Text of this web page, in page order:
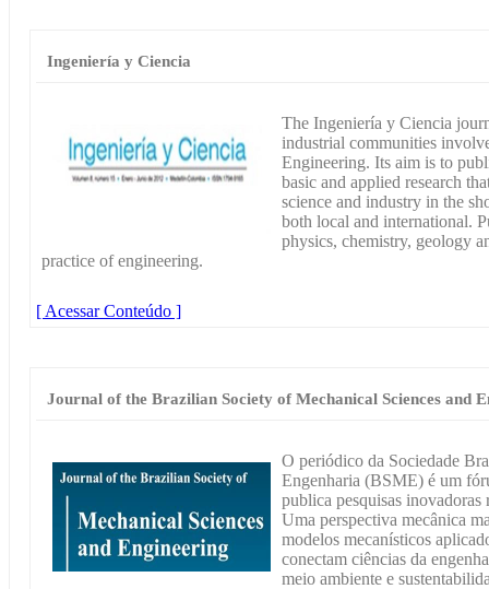
Ingeniería y Ciencia
The Ingeniería y Ciencia
industrial communities
Engineering. Its aim is to
basic and applied research
science and industry in the
both local and international.
physics, chemistry, geology
practice of engineering.
[ Acessar Conteúdo ]
Journal of the Brazilian Society of Mechanical Sciences and
O periódico da Sociedade
Engenharia (BSME) é um
publica pesquisas inovadoras
Uma perspectiva mecânica
modelos mecanísticos
conectam ciências da
meio ambiente e